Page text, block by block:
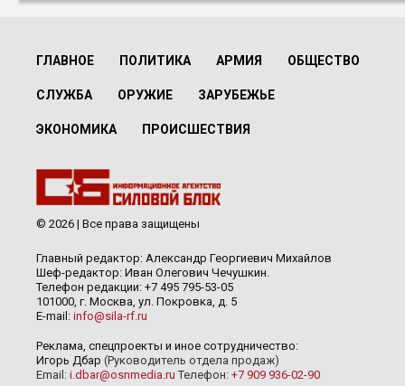
ГЛАВНОЕ ПОЛИТИКА АРМИЯ ОБЩЕСТВО
СЛУЖБА ОРУЖИЕ ЗАРУБЕЖЬЕ
ЭКОНОМИКА ПРОИСШЕСТВИЯ
© 2026 | Все права защищены
Главный редактор: Александр Георгиевич Михайлов
Шеф-редактор: Иван Олегович Чечушкин.
Телефон редакции: +7 495 795-53-05
101000, г. Москва, ул. Покровка, д. 5
E-mail: info@sila-rf.ru
Реклама, спецпроекты и иное сотрудничество:
Игорь Дбар (Руководитель отдела продаж)
Email: i.dbar@osnmedia.ru Телефон: +7 909 936-02-90